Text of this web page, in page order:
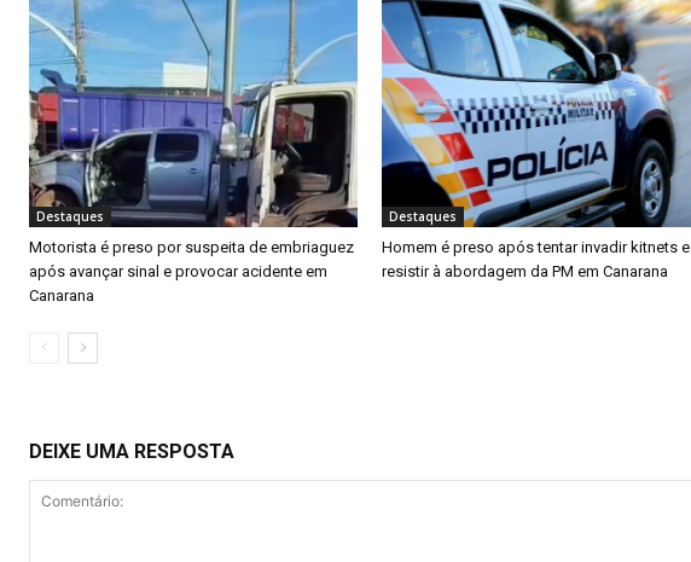
Destaques
Motorista é preso por suspeita de embriaguez
após avançar sinal e provocar acidente em
Canarana
Destaques
Homem é preso após tentar invadir kitnets e
resistir à abordagem da PM em Canarana
DEIXE UMA RESPOSTA